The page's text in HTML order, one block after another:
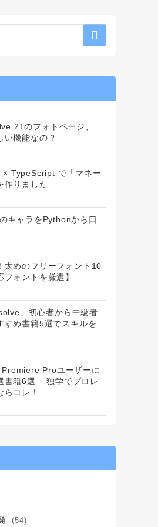
21のフォトページ、
い機能なの？
TypeScript で「マネー
作りました
キャラをPythonから口
太めのフリーフォント10
ォントを厳選】
」初心者から中級者
すめ書籍5選でスキルを
Premiere Proユーザーに
書籍6選 – 独学でプロレ
コレ！
(54)